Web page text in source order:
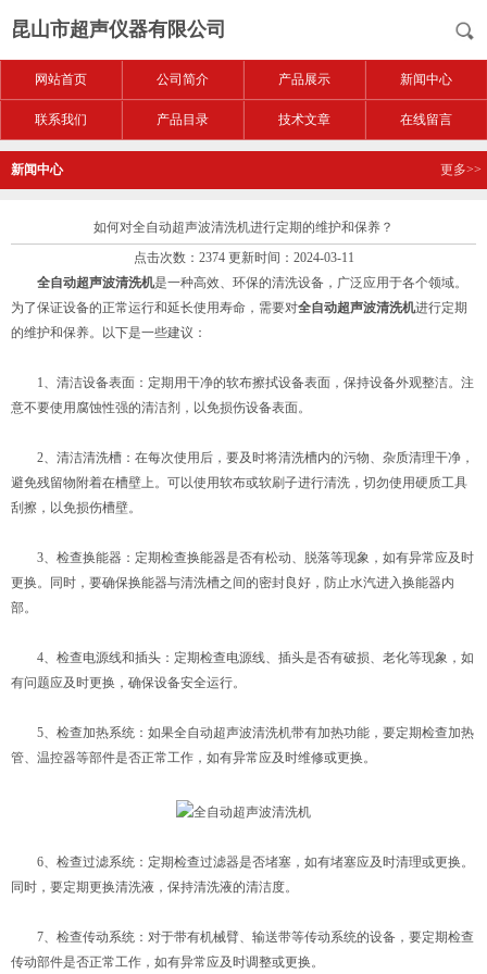
昆山市超声仪器有限公司
网站首页 公司简介 产品展示 新闻中心
联系我们 产品目录 技术文章 在线留言
新闻中心 更多>>
如何对全自动超声波清洗机进行定期的维护和保养？
点击次数：2374 更新时间：2024-03-11
全自动超声波清洗机是一种高效、环保的清洗设备，广泛应用于各个领域。
为了保证设备的正常运行和延长使用寿命，需要对全自动超声波清洗机进行定期
的维护和保养。以下是一些建议：
1、清洁设备表面：定期用干净的软布擦拭设备表面，保持设备外观整洁。注
意不要使用腐蚀性强的清洁剂，以免损伤设备表面。
2、清洁清洗槽：在每次使用后，要及时将清洗槽内的污物、杂质清理干净，
避免残留物附着在槽壁上。可以使用软布或软刷子进行清洗，切勿使用硬质工具
刮擦，以免损伤槽壁。
3、检查换能器：定期检查换能器是否有松动、脱落等现象，如有异常应及时
更换。同时，要确保换能器与清洗槽之间的密封良好，防止水汽进入换能器内
部。
4、检查电源线和插头：定期检查电源线、插头是否有破损、老化等现象，如
有问题应及时更换，确保设备安全运行。
5、检查加热系统：如果全自动超声波清洗机带有加热功能，要定期检查加热
管、温控器等部件是否正常工作，如有异常应及时维修或更换。
6、检查过滤系统：定期检查过滤器是否堵塞，如有堵塞应及时清理或更换。
同时，要定期更换清洗液，保持清洗液的清洁度。
7、检查传动系统：对于带有机械臂、输送带等传动系统的设备，要定期检查
传动部件是否正常工作，如有异常应及时调整或更换。